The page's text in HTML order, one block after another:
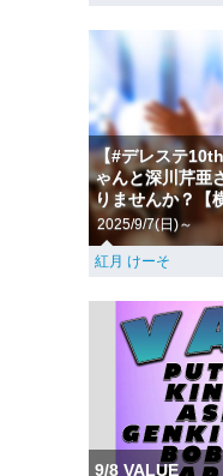
【#デレステ
ゃんと深川芹亜
りませんか？【
2025/9/7(日)～
紅月 けーそ
9/8 VALUE